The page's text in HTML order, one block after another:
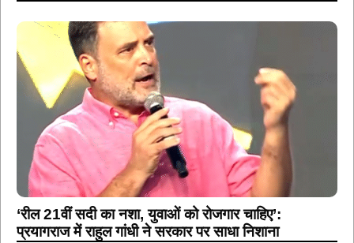
‘रील 21वीं सदी का नशा, युवाओं को रोजगार चाहिए’:
प्रयागराज में राहुल गांधी ने सरकार पर साधा निशाना